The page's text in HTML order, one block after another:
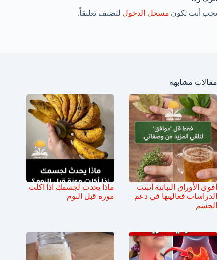
يجب أنت تكون مسجل الدخول لتضيف تعليقاً.
مقالات مشابهة
أقوى الأوراق النباتية أثبتت
الدراسات فعاليتها في دعم
الجسم
ماذا يحدث لجسمك اذا اكلت
موزة قبل النوم